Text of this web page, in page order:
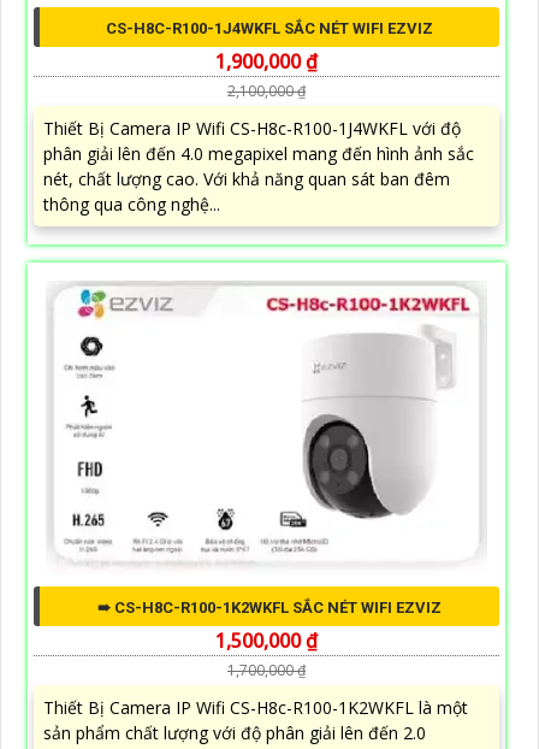
CS-H8C-R100-1J4WKFL SẮC NÉT WIFI EZVIZ
1,900,000 ₫
2,100,000 ₫
Thiết Bị Camera IP Wifi CS-H8c-R100-1J4WKFL với độ
phân giải lên đến 4.0 megapixel mang đến hình ảnh sắc
nét, chất lượng cao. Với khả năng quan sát ban đêm
thông qua công nghệ...
➠ CS-H8C-R100-1K2WKFL SẮC NÉT WIFI EZVIZ
1,500,000 ₫
1,700,000 ₫
Thiết Bị Camera IP Wifi CS-H8c-R100-1K2WKFL là một
sản phẩm chất lượng với độ phân giải lên đến 2.0